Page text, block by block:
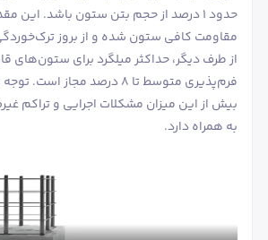
حدود ۱ درصد از حجم بتن ستون باشد. این
مقاومت کافی ستون شده و از بروز
از طرف دیگر، حداکثر میلگرد برای ستون‌های
فرم‌پذیری متوسط تا ۸ درصد مجاز
بیش از این میزان مشکلات اجرایی و تراکم
به همراه دارد.